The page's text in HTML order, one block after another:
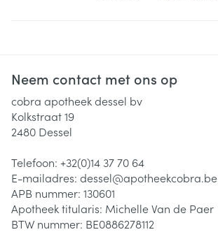
Neem contact met ons op
cobra apotheek dessel bv
Kolkstraat 19
2480 Dessel
Telefoon: +32(0)14 37 70 64
E-mailadres: dessel@apotheekcobra.be
APB nummer: 130601
Apotheek titularis: Michelle Van de Paer
BTW nummer: BE0886278112